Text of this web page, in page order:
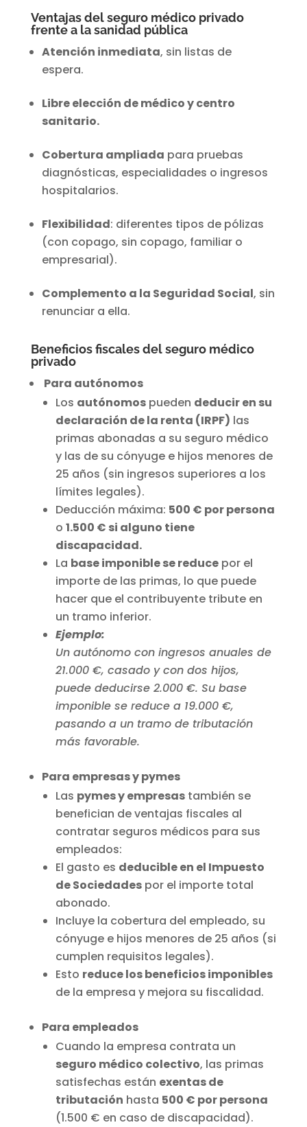
Ventajas del seguro médico privado
frente a la sanidad pública
Atención inmediata, sin listas de
espera.
Libre elección de médico y centro
sanitario.
Cobertura ampliada para pruebas
diagnósticas, especialidades o ingresos
hospitalarios.
Flexibilidad: diferentes tipos de pólizas
(con copago, sin copago, familiar o
empresarial).
Complemento a la Seguridad Social, sin
renunciar a ella.
Beneficios fiscales del seguro médico
privado
Para autónomos
Los autónomospueden deducir en su
declaración de la renta (IRPF) las
primas abonadas a su seguro médico
y las de su cónyuge e hijos menores de
25 años (sin ingresos superiores a los
límites legales).
Deducción máxima: 500 € por persona
o 1.500 € si alguno tiene
discapacidad.
La base imponible se reducepor el
importe de las primas, lo que puede
hacer que el contribuyente tribute en
un tramo inferior.
Ejemplo:
Un autónomo con ingresos anuales de
21.000 €, casado y con dos hijos,
puede deducirse 2.000 €. Su base
imponible se reduce a 19.000 €,
pasando a un tramo de tributación
más favorable.
Para empresas y pymes
Las pymes y empresastambién se
benefician de ventajas fiscales al
contratar seguros médicos para sus
empleados:
El gasto es deducible en el Impuesto
de Sociedadespor el importe total
abonado.
Incluye la cobertura del empleado, su
cónyuge e hijos menores de 25 años (si
cumplen requisitos legales).
Esto reduce los beneficios imponibles
de la empresa y mejora su fiscalidad.
Para empleados
Cuando la empresa contrata un
seguro médico colectivo, las primas
satisfechas están exentas de
tributación hasta 500 € por persona
(1.500 € en caso de discapacidad).